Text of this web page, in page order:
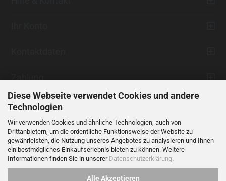
Diese Webseite verwendet Cookies und andere
Technologien
Wir verwenden Cookies und ähnliche Technologien, auch von
Drittanbietern, um die ordentliche Funktionsweise der Website zu
gewährleisten, die Nutzung unseres Angebotes zu analysieren und Ihnen
ein bestmögliches Einkaufserlebnis bieten zu können. Weitere
Informationen finden Sie in unserer Datenschutzerklärung.
Alle Akzeptieren
Zahlung
Vertrag widerrufen